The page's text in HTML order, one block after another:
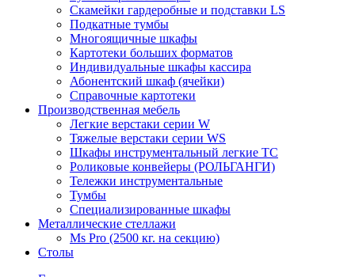
Скамейки гардеробные и подставки LS
Подкатные тумбы
Многоящичные шкафы
Картотеки больших форматов
Индивидуальные шкафы кассира
Абонентский шкаф (ячейки)
Справочные картотеки
Производственная мебель
Легкие верстаки серии W
Тяжелые верстаки серии WS
Шкафы инструментальный легкие ТС
Роликовые конвейеры (РОЛЬГАНГИ)
Тележки инструментальные
Тумбы
Специализированные шкафы
Металлические стеллажи
Ms Pro (2500 кг. на секцию)
Столы